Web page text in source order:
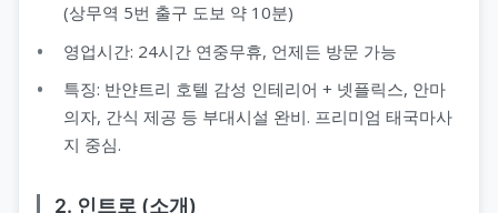
(상무역 5번 출구 도보 약 10분)
영업시간: 24시간 연중무휴, 언제든 방문 가능
특징: 반얀트리 호텔 감성 인테리어 + 넷플릭스, 안마
의자, 간식 제공 등 부대시설 완비. 프리미엄 태국마사
지 중심.
2. 인트로 (소개)